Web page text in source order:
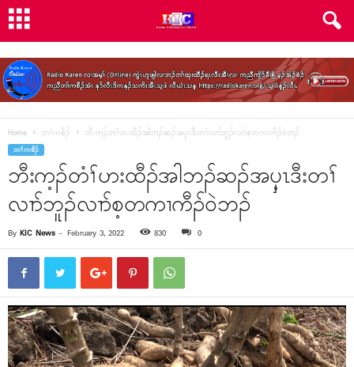
Home တၢ်ကစီၣ် ဘီးက့ၣ်တံၢ်ဟးထီၣ်အါဘၣ်ဆၣ်အၦ့ၤဒီးတၢ်လၢာ်ဘူၣ်လၢာ်စ့တကၢကီၣ်၀ဲဘၣ်
တၢ်ကစီၣ်
ဘီးက့ၣ်တံၢ်ဟးထီၣ်အါဘၣ်ဆၣ်အၦ့ၤဒီးတၢ်
လၢာ်ဘူၣ်လၢာ်စ့တကၢကီၣ်၀ဲဘၣ်
By KIC News - February 3, 2022 830 0